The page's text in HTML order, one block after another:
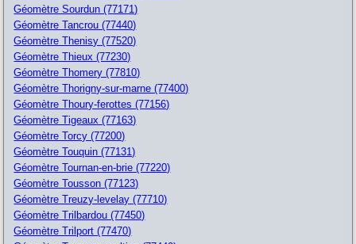
Géomètre Sourdun (77171)
Géomètre Tancrou (77440)
Géomètre Thenisy (77520)
Géomètre Thieux (77230)
Géomètre Thomery (77810)
Géomètre Thorigny-sur-marne (77400)
Géomètre Thoury-ferottes (77156)
Géomètre Tigeaux (77163)
Géomètre Torcy (77200)
Géomètre Touquin (77131)
Géomètre Tournan-en-brie (77220)
Géomètre Tousson (77123)
Géomètre Treuzy-levelay (77710)
Géomètre Trilbardou (77450)
Géomètre Trilport (77470)